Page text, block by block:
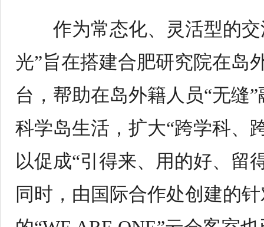
作为常态化、灵活型的交
光”旨在搭建合肥研究院在岛
台，帮助在岛外籍人员“无缝
科学岛生活，扩大“跨学科、
以促成“引得来、用的好、留
同时，由国际合作处创建的